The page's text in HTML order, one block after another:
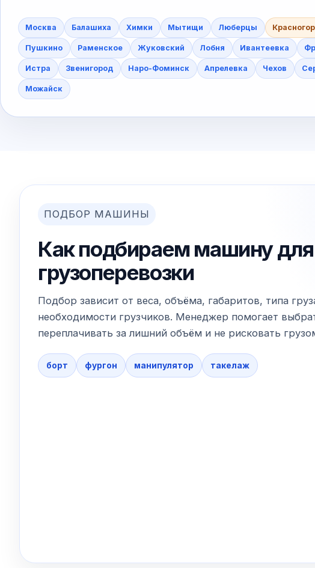
Москва Балашиха Химки Мытищи Люберцы
Пушкино Раменское Жуковский Лобня Ивантеевка
Истра Звенигород Наро-Фоминск Апрелевка Чехов
Можайск
ПОДБОР МАШИНЫ
Как подбираем машину для
грузоперевозки
Подбор зависит от веса, объёма, габаритов, типа
необходимости грузчиков. Менеджер помогает
переплачивать за лишний объём и не рисковать
борт фургон манипулятор такелаж